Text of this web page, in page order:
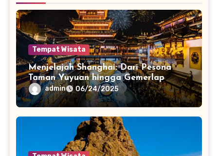
Tempat Wisata
Menjelajah Shanghai: Dari Pesona
Taman Yuyuan hingga Gemerlap
Pudong Skyline
admin 06/24/2025